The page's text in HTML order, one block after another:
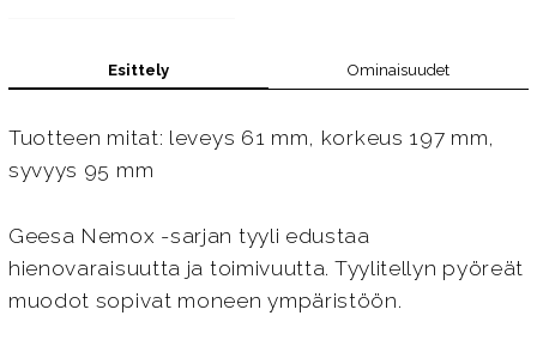
Esittely Ominaisuudet
Tuotteen mitat: leveys 61 mm, korkeus 197 mm,
syvyys 95 mm
Geesa Nemox -sarjan tyyli edustaa
hienovaraisuutta ja toimivuutta. Tyylitellyn pyöreät
muodot sopivat moneen ympäristöön.